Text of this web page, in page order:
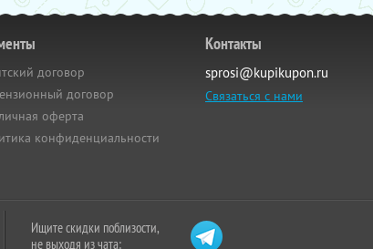
договор
договор
оферта
конфиденциальности
Контакты
sprosi@kupikupon.ru
Связаться с нами
Ищите скидки поблизости,
не выходя из чата: